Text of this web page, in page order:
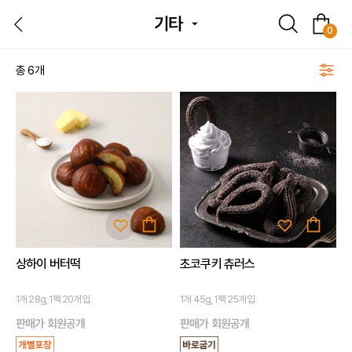
뒤
가
기
기타 SEARCH
cart
0
총6개
상하이 버터떡
1개 28g, 1팩 20개입
판매가 회원공개
초코쿠키 츄러스
1개 45g, 1팩 25개입
판매가 회원공개